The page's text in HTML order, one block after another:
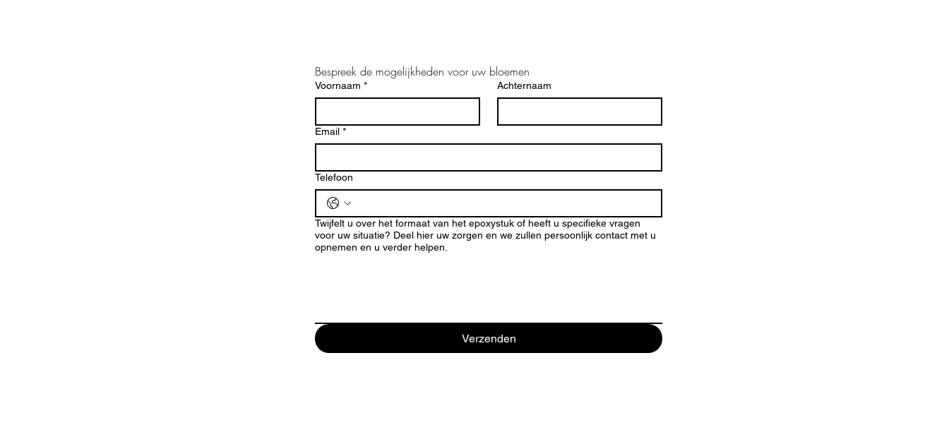
Bespreek de mogelijkheden voor uw bloemen
Voornaam * Achternaam
Email *
Telefoon
Twijfelt u over het formaat van het epoxystuk of heeft u specifieke vragen
voor uw situatie? Deel hier uw zorgen en we zullen persoonlijk contact met u
opnemen en u verder helpen.
Verzenden